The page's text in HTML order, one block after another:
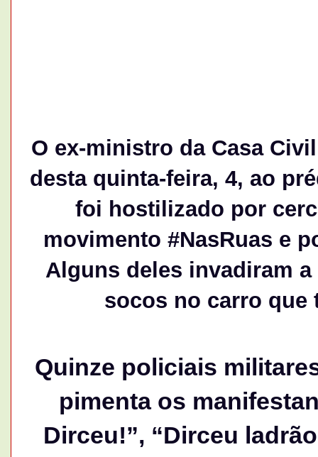
O ex-ministro da Casa
desta quinta-feira, 4, ao
foi hostilizado por
movimento #NasRuas e
Alguns deles invadiram
socos no carro que
Quinze policiais
pimenta os
Dirceu!”, “Dirceu